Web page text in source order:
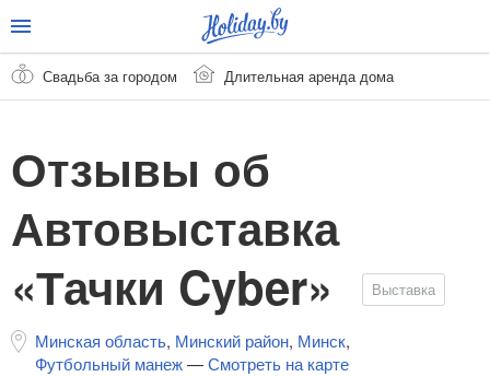
Свадьба за городом Длительная аренда дома
Отзывы об
Автовыставка
«Тачки Cyber»
Выставка
Минская область, Минский район, Минск,
Футбольный манеж—Смотреть на карте